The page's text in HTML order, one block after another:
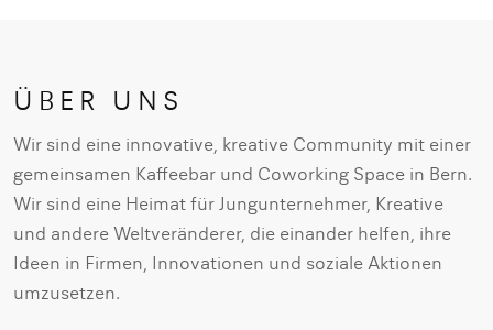
ÜBER UNS
Wir sind eine innovative, kreative Community mit einer
gemeinsamen Kaffeebar und Coworking Space in Bern.
Wir sind eine Heimat für Jungunternehmer, Kreative
und andere Weltveränderer, die einander helfen, ihre
Ideen in Firmen, Innovationen und soziale Aktionen
umzusetzen.